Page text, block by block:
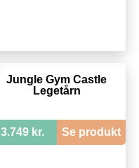
Jungle Gym Castle
Legetårn
3.749 kr. Se produkt